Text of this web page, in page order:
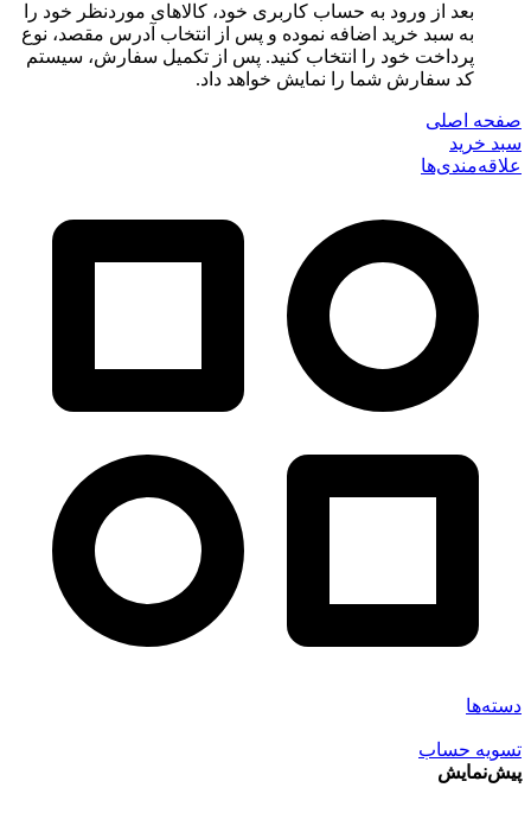
بعد از ورود به حساب کاربری خود، کالاهای موردنظر خود را
به سبد خرید اضافه نموده و پس از انتخاب آدرس مقصد، نوع
پرداخت خود را انتخاب کنید. پس از تکمیل سفارش، سیستم
کد سفارش شما را نمایش خواهد داد.
صفحه اصلی
سبد خرید
علاقه‌مندی‌ها
دسته‌ها
تسویه حساب
پیش‌نمایش